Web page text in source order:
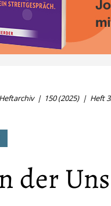
Heftarchiv 150 (2025) Heft
der